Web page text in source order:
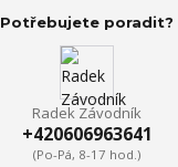
Potřebujete poradit?
Radek Závodník
+420606963641
(Po-Pá, 8-17 hod.)